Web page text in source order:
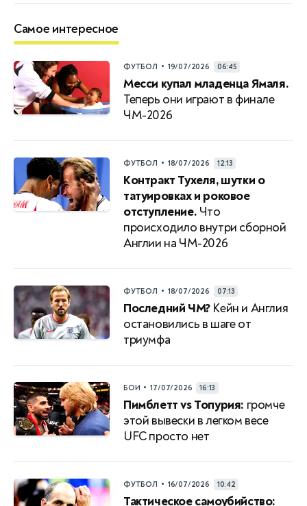
Самое интересное
ФУТБОЛ • 19/07/2026 06:45
Месси купал младенца Ямаля.
Теперь они играют в финале
ЧМ-2026
ФУТБОЛ • 18/07/2026 12:13
Контракт Тухеля, шутки о
татуировках и роковое
отступление. Что
происходило внутри сборной
Англии на ЧМ-2026
ФУТБОЛ • 18/07/2026 07:13
Последний ЧМ?Кейн и Англия
остановились в шаге от
триумфа
БОИ • 17/07/2026 16:13
Пимблетт vs Топурия: громче
этой вывески в легком весе
UFC просто нет
ФУТБОЛ • 16/07/2026 10:42
Тактическое самоубийство: